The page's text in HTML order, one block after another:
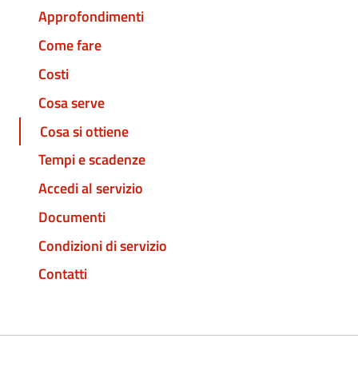
Approfondimenti
Come fare
Costi
Cosa serve
Cosa si ottiene
Tempi e scadenze
Accedi al servizio
Documenti
Condizioni di servizio
Contatti